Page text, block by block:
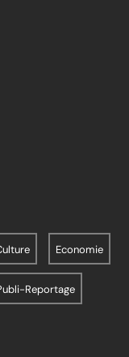
Economie
Reportage